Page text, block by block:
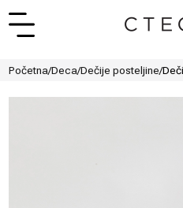
Početna/Deca/Dečije posteljine/